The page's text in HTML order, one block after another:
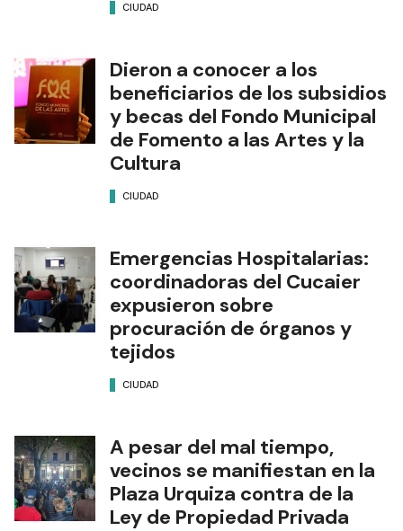
CIUDAD
Dieron a conocer a los
beneficiarios de los subsidios
y becas del Fondo Municipal
de Fomento a las Artes y la
Cultura
CIUDAD
Emergencias Hospitalarias:
coordinadoras del Cucaier
expusieron sobre
procuración de órganos y
tejidos
CIUDAD
A pesar del mal tiempo,
vecinos se manifiestan en la
Plaza Urquiza contra de la
Ley de Propiedad Privada